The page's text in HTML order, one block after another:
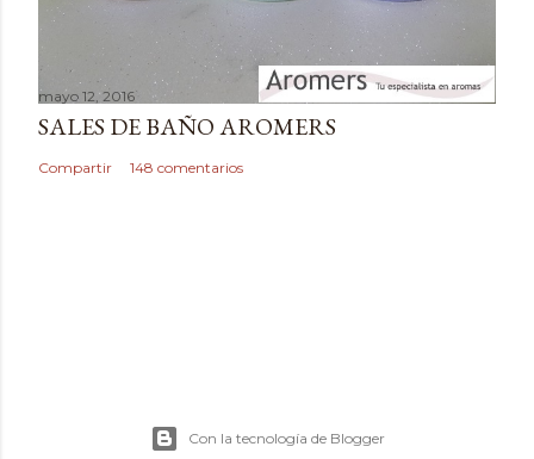
mayo 12, 2016
SALES DE BAÑO AROMERS
Compartir 148 comentarios
Con la tecnología de Blogger